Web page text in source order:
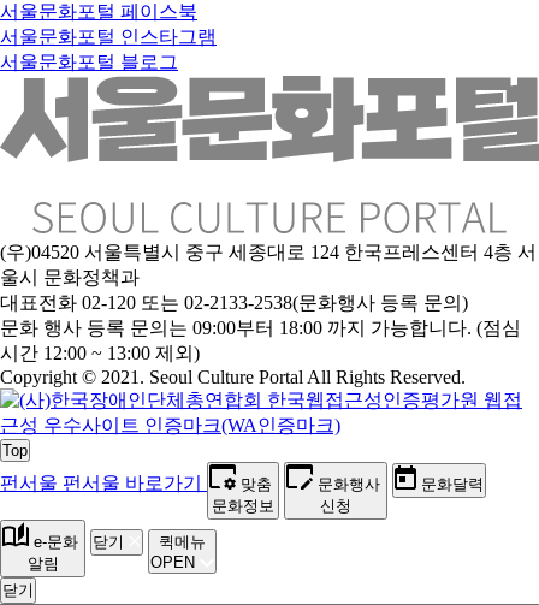
서울문화포털 페이스북
서울문화포털 인스타그램
서울문화포털 블로그
(우)04520 서울특별시 중구 세종대로 124 한국프레스센터 4층 서
울시 문화정책과
대표전화 02-120 또는 02-2133-2538(문화행사 등록 문의)
문화 행사 등록 문의는 09:00부터 18:00 까지 가능합니다. (점심
시간 12:00 ~ 13:00 제외)
Copyright © 2021. Seoul Culture Portal All Rights Reserved.
Top
펀서울 펀서울 바로가기
맞춤
문화정보
문화행사
신청
문화달력
e-문화
알림
닫기
퀵메뉴
OPEN
닫기